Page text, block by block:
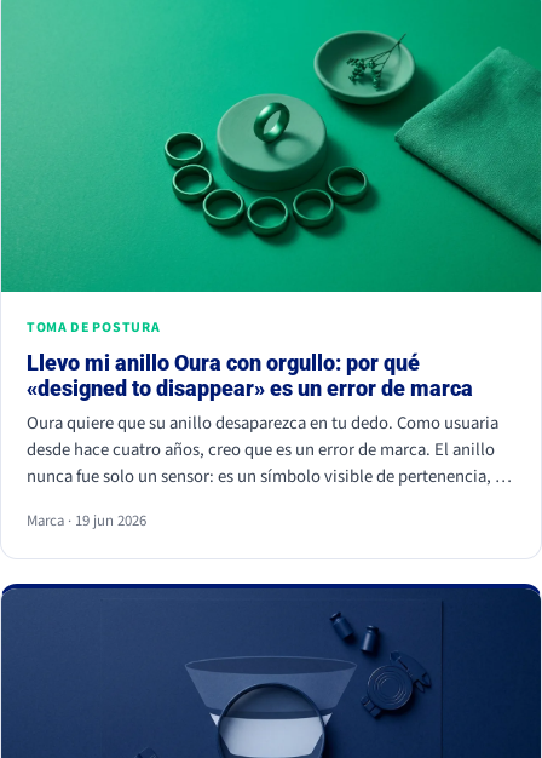
TOMA DE POSTURA
Llevo mi anillo Oura con orgullo: por qué
«designed to disappear» es un error de marca
Oura quiere que su anillo desaparezca en tu dedo. Como usuaria
desde hace cuatro años, creo que es un error de marca. El anillo
nunca fue solo un sensor: es un símbolo visible de pertenencia, un
símbolo, apagas a la comunidad que lo hizo valer.
Marca · 19 jun 2026